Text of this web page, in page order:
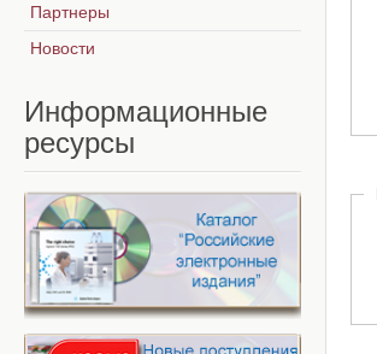
Партнеры
Новости
Информационные
ресурсы